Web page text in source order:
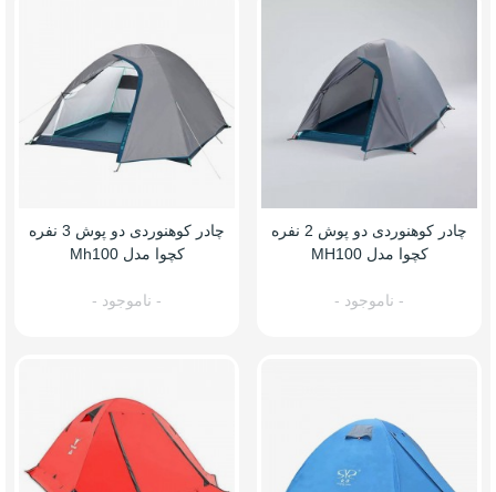
چادر کوهنوردی دو پوش 2 نفره
کچوا مدل MH100
- ناموجود -
چادر کوهنوردی دو پوش 3 نفره
کچوا مدل Mh100
- ناموجود -